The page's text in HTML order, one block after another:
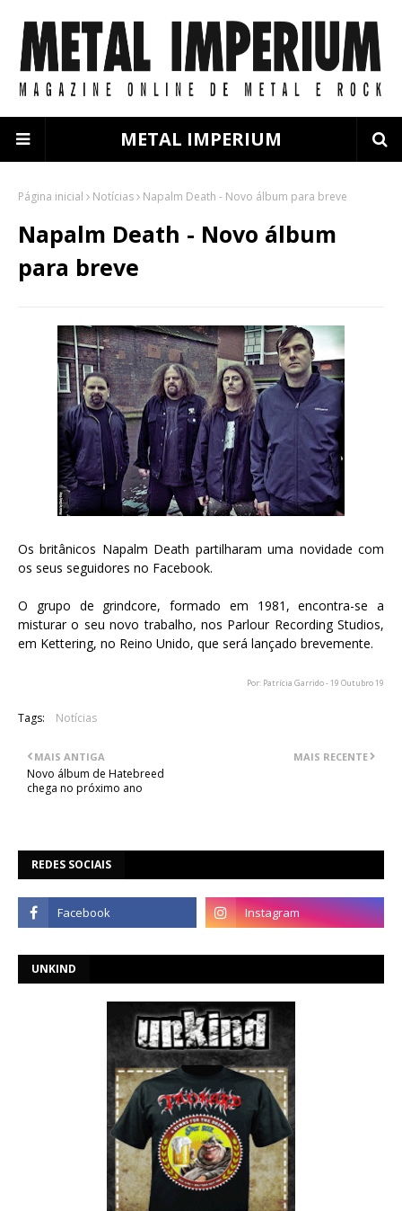
METAL IMPERIUM
Página inicial Notícias Napalm Death - Novo álbum para breve
Napalm Death - Novo álbum
para breve
Os britânicos Napalm Death partilharam uma novidade com
os seus seguidores no Facebook.
O grupo de grindcore, formado em 1981, encontra-se a
misturar o seu novo trabalho, nos Parlour Recording Studios,
em Kettering, no Reino Unido, que será lançado brevemente.
Por: Patrícia Garrido - 19 Outubro 19
Tags: Notícias
MAIS RECENTE
MAIS ANTIGA
Novo álbum de Hatebreed
chega no próximo ano
REDES SOCIAIS
UNKIND